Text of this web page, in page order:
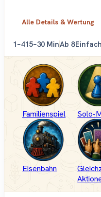
Alle Details & Wertung
1–415–30 MinAb 8
Familienspiel Solo-
Eisenbahn